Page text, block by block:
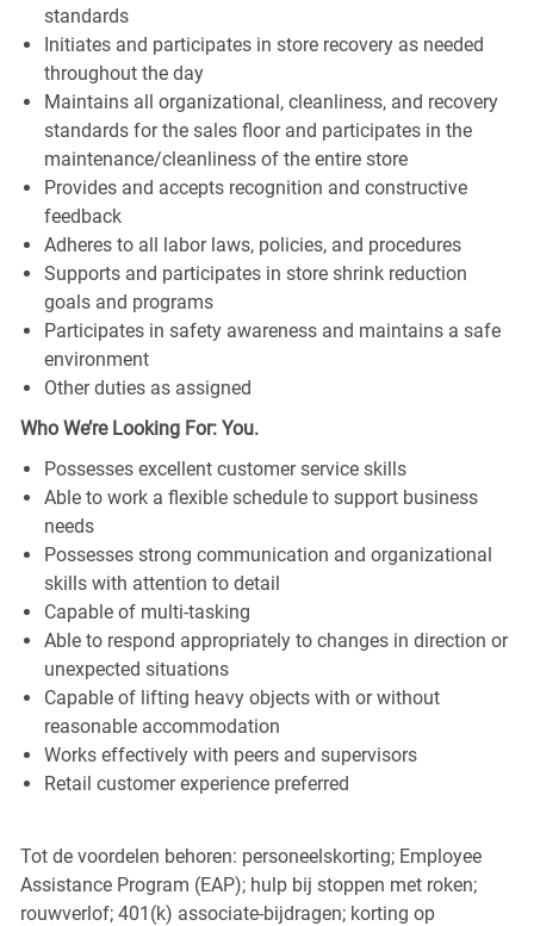
standards
Initiates and participates in store recovery as needed
throughout the day
Maintains all organizational, cleanliness, and recovery
standards for the sales floor and participates in the
maintenance/cleanliness of the entire store
Provides and accepts recognition and constructive
feedback
Adheres to all labor laws, policies, and procedures
Supports and participates in store shrink reduction
goals and programs
Participates in safety awareness and maintains a safe
environment
Other duties as assigned
Who We’re Looking For: You.
Possesses excellent customer service skills
Able to work a flexible schedule to support business
needs
Possesses strong communication and organizational
skills with attention to detail
Capable of multi-tasking
Able to respond appropriately to changes in direction or
unexpected situations
Capable of lifting heavy objects with or without
reasonable accommodation
Works effectively with peers and supervisors
Retail customer experience preferred
Tot de voordelen behoren: personeelskorting; Employee
Assistance Program (EAP); hulp bij stoppen met roken;
rouwverlof; 401(k) associate-bijdragen; korting op